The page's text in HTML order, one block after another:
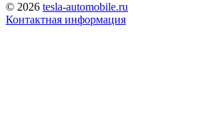
© 2026 tesla-automobile.ru
Контактная информация